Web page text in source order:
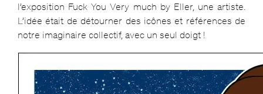
l’exposition Fuck You Very much by Eller, une artiste.
L’idée était de détourner des icônes et références de
notre imaginaire collectif, avec un seul doigt !